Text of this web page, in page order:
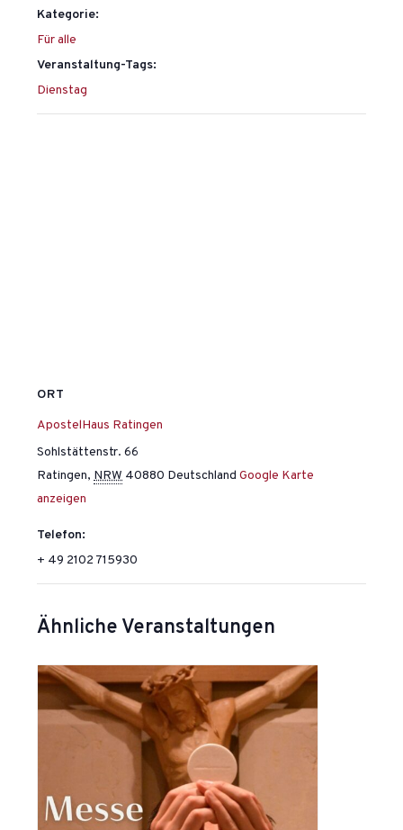
Kategorie:
Für alle
Veranstaltung-Tags:
Dienstag
ORT
ApostelHaus Ratingen
Sohlstättenstr. 66
Ratingen, NRW 40880 Deutschland Google Karte
anzeigen
Telefon:
+ 49 2102 715930
Ähnliche Veranstaltungen